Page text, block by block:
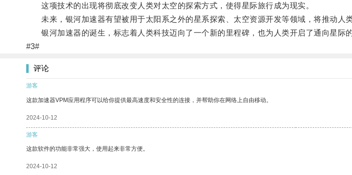
这项技术的出现将彻底改变人类对太空的探索方式，使得星际旅行成为现实。
未来，银河加速器有望被用于太阳系之外的星系探索、太空资源开发等领域，将推动人
银河加速器的诞生，标志着人类科技迈向了一个新的里程碑，也为人类开启了通向星际的
#3#
评论
游客
这款加速器VPM应用程序可以给你提供最高速度和安全性的连接，并帮助你在网络上自由移动。
2024-10-12
游客
这款软件的功能非常强大，使用起来非常方便。
2024-10-12